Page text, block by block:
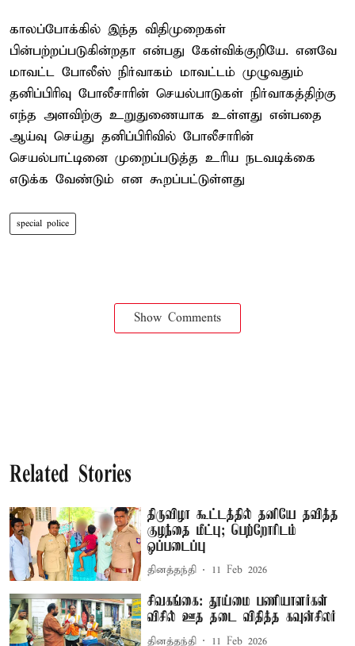
காலப்போக்கில் இந்த விதிமுறைகள்
பின்பற்றப்படுகின்றதா என்பது கேள்விக்குறியே. எனவே
மாவட்ட போலீஸ் நிர்வாகம் மாவட்டம் முழுவதும்
தனிப்பிரிவு போலீசாரின் செயல்பாடுகள் நிர்வாகத்திற்கு
எந்த அளவிற்கு உறுதுணையாக உள்ளது என்பதை
ஆய்வு செய்து தனிப்பிரிவில் போலீசாரின்
செயல்பாட்டினை முறைப்படுத்த உரிய நடவடிக்கை
எடுக்க வேண்டும் என கூறப்பட்டுள்ளது
special police
Show Comments
Related Stories
திருவிழா கூட்டத்தில் தனியே தவித்த
குழந்தை மீட்பு; பெற்றோரிடம்
ஒப்படைப்பு
தினத்தந்தி 11 Feb 2026
சிவகங்கை: தூய்மை பணியாளர்கள்
விசில் ஊத தடை விதித்த கவுன்சிலர்
தினத்தந்தி 11 Feb 2026